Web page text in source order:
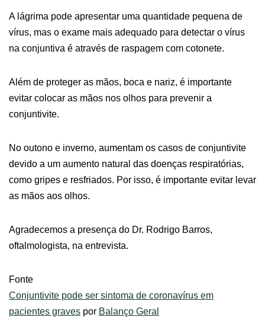
A lágrima pode apresentar uma quantidade pequena de
vírus, mas o exame mais adequado para detectar o vírus
na conjuntiva é através de raspagem com cotonete.
Além de proteger as mãos, boca e nariz, é importante
evitar colocar as mãos nos olhos para prevenir a
conjuntivite.
No outono e inverno, aumentam os casos de conjuntivite
devido a um aumento natural das doenças respiratórias,
como gripes e resfriados. Por isso, é importante evitar levar
as mãos aos olhos.
Agradecemos a presença do Dr. Rodrigo Barros,
oftalmologista, na entrevista.
Fonte
Conjuntivite pode ser sintoma de coronavírus em
pacientes graves por Balanço Geral